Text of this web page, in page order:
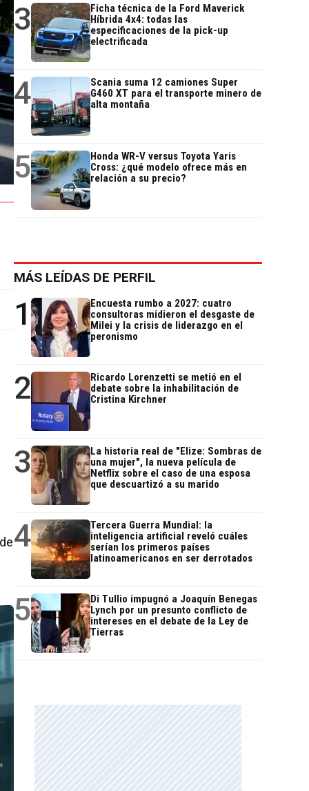
3
Ficha técnica de la Ford Maverick
Híbrida 4x4: todas las
especificaciones de la pick-up
electrificada
4
Scania suma 12 camiones Super
G460 XT para el transporte minero de
alta montaña
5
Honda WR-V versus Toyota Yaris
Cross: ¿qué modelo ofrece más en
relación a su precio?
MÁS LEÍDAS DE PERFIL
1
Encuesta rumbo a 2027: cuatro
consultoras midieron el desgaste de
Milei y la crisis de liderazgo en el
peronismo
2
Ricardo Lorenzetti se metió en el
debate sobre la inhabilitación de
Cristina Kirchner
3
La historia real de "Elize: Sombras de
una mujer", la nueva película de
Netflix sobre el caso de una esposa
que descuartizó a su marido
4
Tercera Guerra Mundial: la
inteligencia artificial reveló cuáles
serían los primeros países
latinoamericanos en ser derrotados
5
Di Tullio impugnó a Joaquín Benegas
Lynch por un presunto conflicto de
intereses en el debate de la Ley de
Tierras